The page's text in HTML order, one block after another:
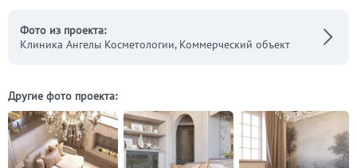
Фото из проекта:
Клиника Ангелы Косметологии, Коммерческий объект
Другие фото проекта: